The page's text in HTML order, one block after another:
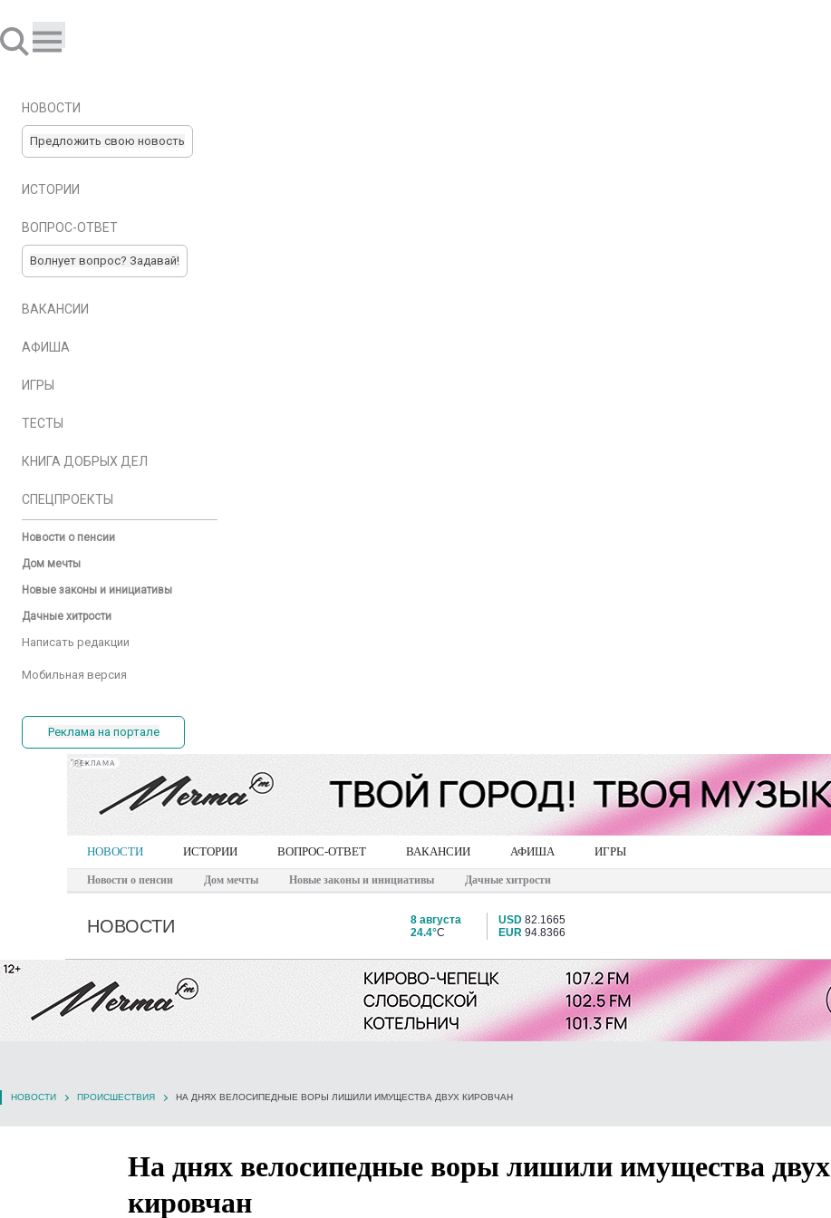
НОВОСТИ
Предложить свою новость
ИСТОРИИ
ВОПРОС-ОТВЕТ
Волнует вопрос? Задавай!
ВАКАНСИИ
АФИША
ИГРЫ
ТЕСТЫ
КНИГА ДОБРЫХ ДЕЛ
СПЕЦПРОЕКТЫ
Новости о пенсии
Дом мечты
Новые законы и инициативы
Дачные хитрости
Написать редакции
Мобильная версия
Реклама на портале
РЕКЛАМА
НОВОСТИ ИСТОРИИ ВОПРОС-ОТВЕТ ВАКАНСИИ АФИША ИГРЫ
Новости о пенсии Дом мечты Новые законы и инициативы Дачные хитрости
НОВОСТИ
8 августа
24.4°C
USD 82.1665
EUR 94.8366
НОВОСТИ ПРОИСШЕСТВИЯ НА ДНЯХ ВЕЛОСИПЕДНЫЕ ВОРЫ ЛИШИЛИ ИМУЩЕСТВА ДВУХ КИРОВЧАН
На днях велосипедные воры лишили имущества двух
кировчан